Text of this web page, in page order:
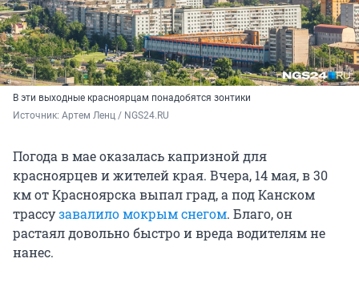
В эти выходные красноярцам понадобятся зонтики
Источник: Артем Ленц / NGS24.RU
Погода в мае оказалась капризной для
красноярцев и жителей края. Вчера, 14 мая, в 30
км от Красноярска выпал град, а под Канском
трассузавалило мокрым снегом. Благо, он
растаял довольно быстро и вреда водителям не
нанес.